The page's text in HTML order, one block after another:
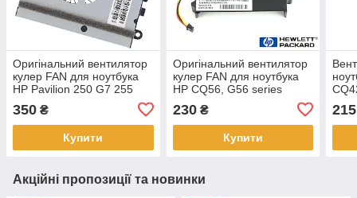
Оригінальний вентилятор
кулер FAN для ноутбука
HP Pavilion 250 G7 255
L20473-001 DC28000L6D0
350 ₴
Купити
Оригінальний вентилятор
кулер FAN для ноутбука
HP CQ56, G56 series
230₴
Купити
215
Акційні пропозиції та новинки